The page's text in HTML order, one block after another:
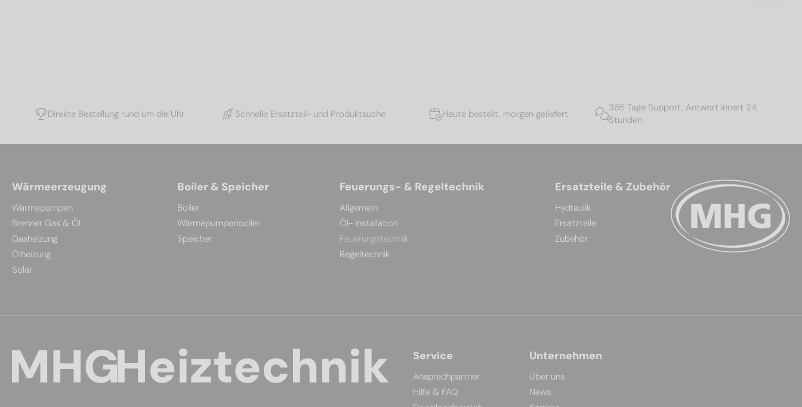
Direkte Bestellung rund um die Uhr Schnelle Ersatzteil- und Produktsuche Heute bestellt, morgen geliefert
365 Tage Support, Antwort innert 24
Stunden
Wärmeerzeugung
Wärmepumpen
Brenner Gas & Öl
Gasheizung
Ölheizung
Solar
Boiler & Speicher
Boiler
Wärmepumpenboiler
Speicher
Feuerungs- & Regeltechnik
Allgemein
Öl- Installation
Feuerungstechnik
Regeltechnik
Ersatzteile & Zubehör
Hydraulik
Ersatzteile
Zubehör
Service
Ansprechpartner
Hilfe & FAQ
Unternehmen
Über uns
News